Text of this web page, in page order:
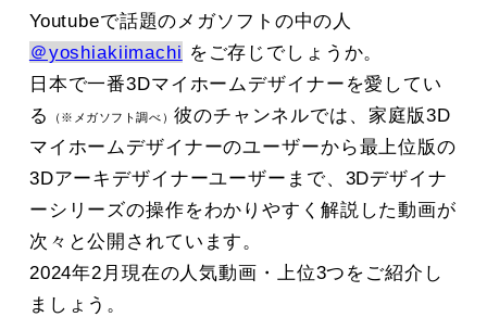
Youtubeで話題のメガソフトの中の人
＠yoshiakiimachi をご存じでしょうか。
日本で一番3Dマイホームデザイナーを愛してい
る
（※メガソフト調べ）彼のチャンネルでは、家庭版3D
マイホームデザイナーのユーザーから最上位版の
3Dアーキデザイナーユーザーまで、3Dデザイナ
ーシリーズの操作をわかりやすく解説した動画が
次々と公開されています。
2024年2月現在の人気動画・上位3つをご紹介し
ましょう。